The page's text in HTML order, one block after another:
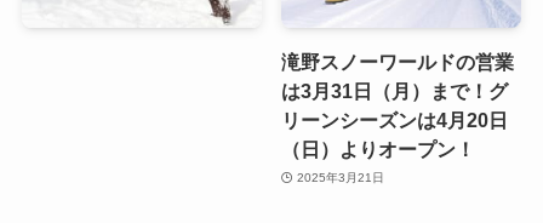
滝野スノーワールドの営業
は3月31日（月）まで！グ
リーンシーズンは4月20日
（日）よりオープン！
2025年3月21日